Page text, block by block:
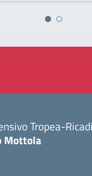
Tropea-Ricadi
Mottola